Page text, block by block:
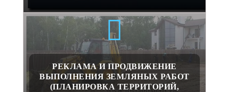
РЕКЛАМА И ПРОДВИЖЕНИЕ
ВЫПОЛНЕНИЯ ЗЕМЛЯНЫХ РАБОТ
(ПЛАНИРОВКА ТЕРРИТОРИЙ,